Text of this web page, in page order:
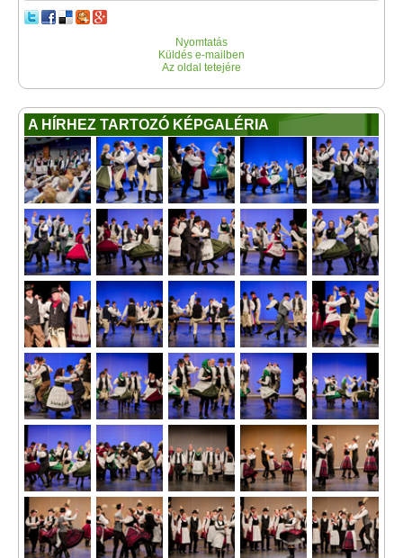
Nyomtatás
Küldés e-mailben
Az oldal tetejére
A HÍRHEZ TARTOZÓ KÉPGALÉRIA